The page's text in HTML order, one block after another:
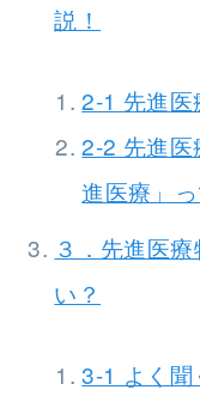
説！
2-1 先進医
2-2 先進医
進医療」っ
３．先進医
い？
3-1 よく聞